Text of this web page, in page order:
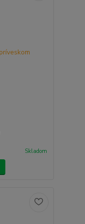
Skladom